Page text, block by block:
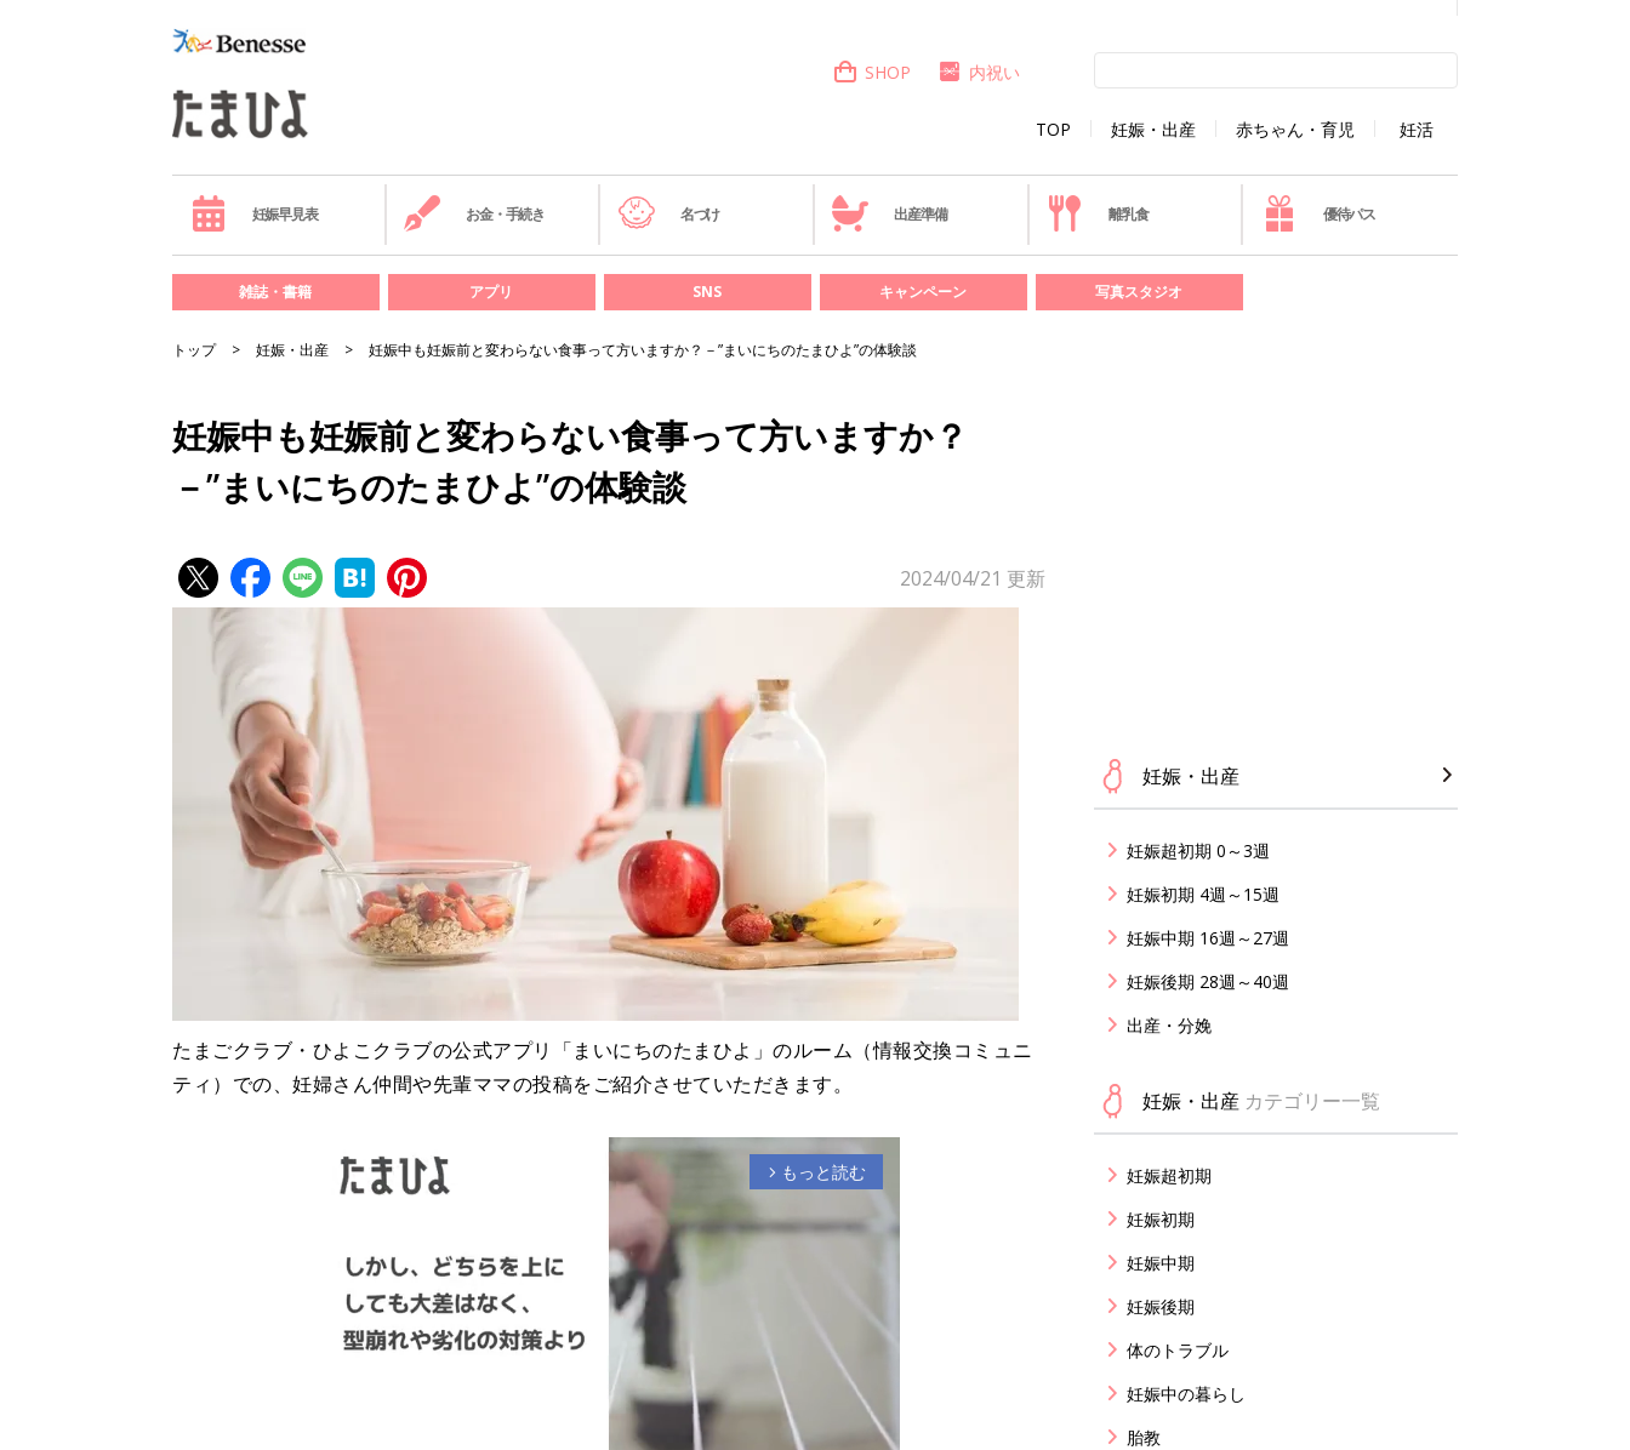
TOP 妊娠・出産 赤ちゃん・育児 妊活
SHOP 内祝い
妊娠早見表 お金・手続き 名づけ 出産準備 離乳食 優待パス
雑誌・書籍 アプリ SNS キャンペーン 写真スタジオ
トップ 妊娠・出産 妊娠中も妊娠前と変わらない食事って方いますか？－”まいにちのたまひよ”の体験談
妊娠中も妊娠前と変わらない食事って方いますか？
－”まいにちのたまひよ”の体験談
2024/04/21 更新
たまごクラブ・ひよこクラブの公式アプリ「まいにちのたまひよ」のルーム（情報交換コミュニ
ティ）での、妊婦さん仲間や先輩ママの投稿をご紹介させていただきます。
arrow_forward_ios もっと読む
妊娠・出産
妊娠超初期 0～3週
妊娠初期 4週～15週
妊娠中期 16週～27週
妊娠後期 28週～40週
出産・分娩
妊娠・出産 カテゴリー一覧
妊娠超初期
妊娠初期
妊娠中期
妊娠後期
体のトラブル
妊娠中の暮らし
胎教